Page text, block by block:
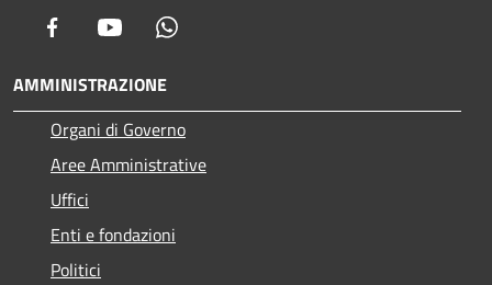
Facebook Youtube
AMMINISTRAZIONE
Organi di Governo
Aree Amministrative
Uffici
Enti e fondazioni
Politici